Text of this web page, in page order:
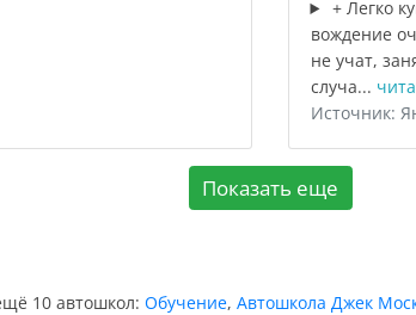
+ Легко
вождение
не учат,
случа...
Источник:
Показать еще
10 автошкол: Обучение, Автошкола Джек